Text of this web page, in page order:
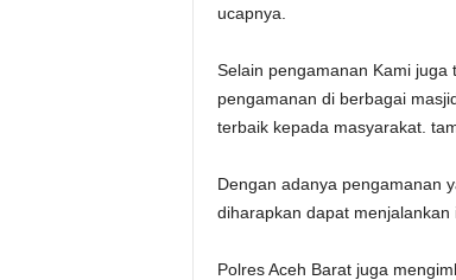
ucapnya.
Selain pengamanan Kami
pengamanan di berbagai
terbaik kepada masyarakat.
Dengan adanya pengamanan
diharapkan dapat
Polres Aceh Barat juga